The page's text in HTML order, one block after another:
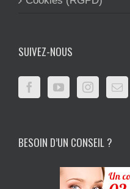
SUIVEZ-NOUS
BESOIN D’UN CONSEIL ?